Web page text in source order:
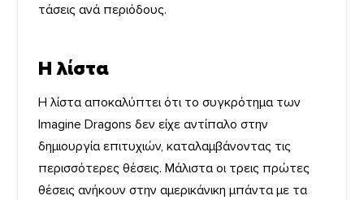
τάσεις ανά περιόδους.
Η λίστα
Η λίστα αποκαλύπτει ότι το συγκρότημα των
Imagine Dragons δεν είχε αντίπαλο στην
δημιουργία επιτυχιών, καταλαμβάνοντας τις
περισσότερες θέσεις. Μάλιστα οι τρεις πρώτες
θέσεις ανήκουν στην αμερικάνικη μπάντα με τα